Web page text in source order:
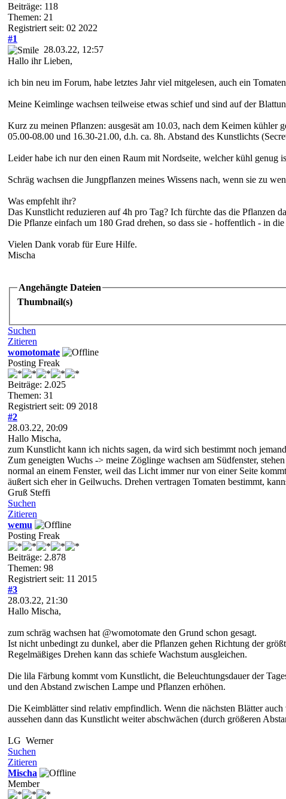
Beiträge: 118
Themen: 21
Registriert seit: 02 2022
#1
28.03.22, 12:57
Hallo ihr Lieben,
ich bin neu im Forum, habe letztes Jahr viel mitgelesen, auch ein
Meine Keimlinge wachsen teilweise etwas schief und sind auf der
Kurz zu meinen Pflanzen: ausgesät am 10.03, nach dem Keimen kühler
05.00-08.00 und 16.30-21.00, d.h. ca. 8h. Abstand des Kunstlichts
Leider habe ich nur den einen Raum mit Nordseite, welcher kühl genug
Schräg wachsen die Jungpflanzen meines Wissens nach, wenn sie zu
Was empfehlt ihr?
Das Kunstlicht reduzieren auf 4h pro Tag? Ich fürchte das die Pflanzen
Die Pflanze einfach um 180 Grad drehen, so dass sie - hoffentlich - in
Vielen Dank vorab für Eure Hilfe.
Mischa
Angehängte Dateien
Thumbnail(s)
Suchen
Zitieren
womotomate
Posting Freak
Beiträge: 2.025
Themen: 31
Registriert seit: 09 2018
#2
28.03.22, 20:09
Hallo Mischa,
zum Kunstlicht kann ich nichts sagen, da wird sich bestimmt noch
Zum geneigten Wuchs -> meine Zöglinge wachsen am Südfenster,
normal an einem Fenster, weil das Licht immer nur von einer Seite
äußert sich eher in Geilwuchs. Drehen vertragen Tomaten bestimmt,
Gruß Steffi
Suchen
Zitieren
wemu
Posting Freak
Beiträge: 2.878
Themen: 98
Registriert seit: 11 2015
#3
28.03.22, 21:30
Hallo Mischa,
zum schräg wachsen hat @womotomate den Grund schon gesagt.
Ist nicht unbedingt zu dunkel, aber die Pflanzen gehen Richtung der
Regelmäßiges Drehen kann das schiefe Wachstum ausgleichen.
Die lila Färbung kommt vom Kunstlicht, die Beleuchtungsdauer der
und den Abstand zwischen Lampe und Pflanzen erhöhen.
Die Keimblätter sind relativ empfindlich. Wenn die nächsten Blätter
aussehen dann das Kunstlicht weiter abschwächen (durch größeren
LG Werner
Suchen
Zitieren
Mischa
Member